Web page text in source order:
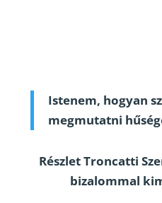
Istenem, hogyan
megmutatni
Részlet Troncatti
bizalommal